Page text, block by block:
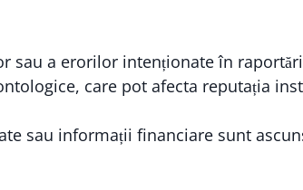
sau a erorilor intenționate în
care pot afecta reputația
sau informații financiare sunt